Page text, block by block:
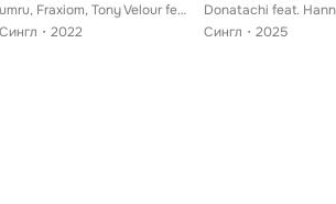
umru, Fraxiom, Tony Velour feat. Hannah Diamond
Сингл
2022
Сингл
2025